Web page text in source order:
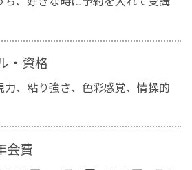
・資格
、粘り強さ、色彩感覚、情操的
会費